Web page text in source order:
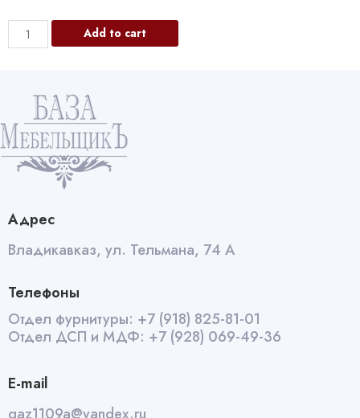
4791
Волшебный
960*480*560
левый
quantity
Add to cart
Адрес
Владикавказ, ул. Тельмана, 74 А
Телефоны
Отдел фурнитуры: +7 (918) 825-81-01
Отдел ДСП и МДФ: +7 (928) 069-49-36
E-mail